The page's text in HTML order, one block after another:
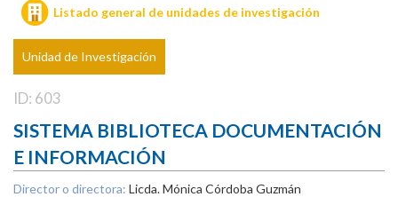
Listado general de unidades de investigación
Unidad de Investigación
ID: 603
SISTEMA BIBLIOTECA DOCUMENTACIÓN
E INFORMACIÓN
Director o directora: Licda. Mónica Córdoba Guzmán